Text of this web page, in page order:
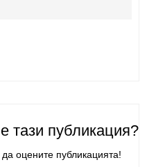
тази публикация?
оцените публикацията!